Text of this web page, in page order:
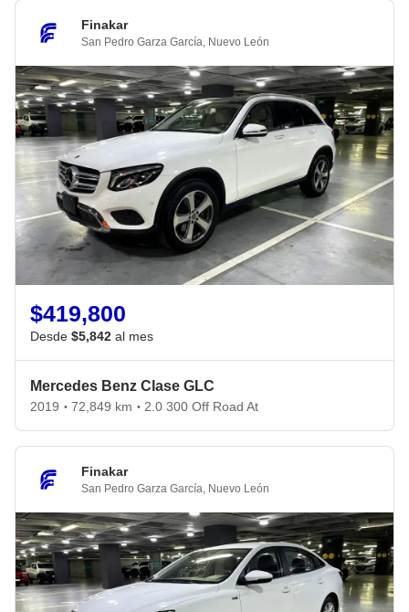
Finakar
San Pedro Garza García Nuevo León
$419,800
Desde $5,842 al mes
Mercedes Benz Clase GLC
2019 • 72,849 km • 2.0 300 Off Road At
Finakar
San Pedro Garza García Nuevo León